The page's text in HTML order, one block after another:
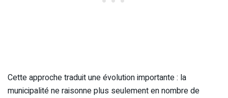
Cette approche traduit une évolution importante : la
municipalité ne raisonne plus seulement en nombre de